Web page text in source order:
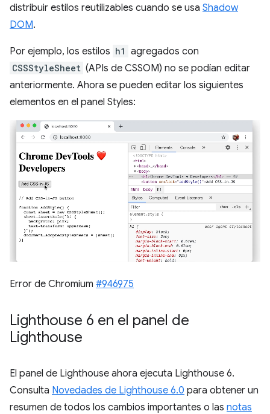
distribuir estilos reutilizables cuando se usa Shadow
DOM.
Por ejemplo, los estilos h1 agregados con
CSSStyleSheet (APIs de CSSOM) no se podían editar
anteriormente. Ahora se pueden editar los siguientes
elementos en el panel Styles:
Error de Chromium #946975
Lighthouse 6 en el panel de
Lighthouse
El panel de Lighthouse ahora ejecuta Lighthouse 6.
Consulta Novedades de Lighthouse 6.0 para obtener un
resumen de todos los cambios importantes o las notas